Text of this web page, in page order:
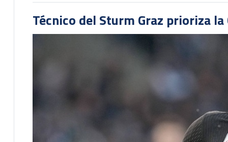
Técnico del Sturm Graz prioriza